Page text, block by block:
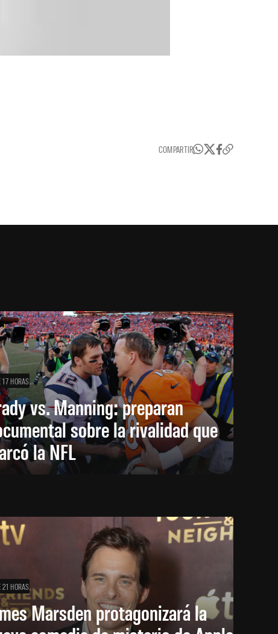
COMPARTIR
17 HORAS
vs. Manning: preparan
sobre la rivalidad que
la NFL
21 HORAS
Marsden protagonizará la